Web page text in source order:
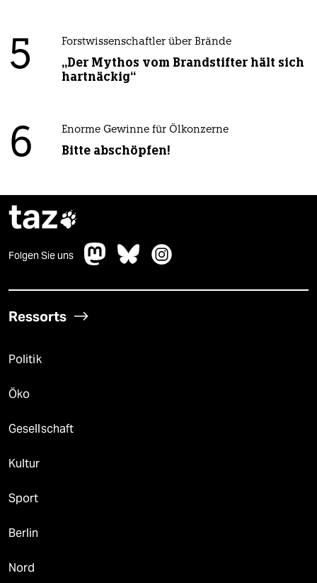
5 Forstwissenschaftler über Brände
„Der Mythos vom Brandstifter hält sich
hartnäckig“
6 Enorme Gewinne für Ölkonzerne
Bitte abschöpfen!
taz
Folgen Sie uns
Ressorts
Politik
Öko
Gesellschaft
Kultur
Sport
Berlin
Nord